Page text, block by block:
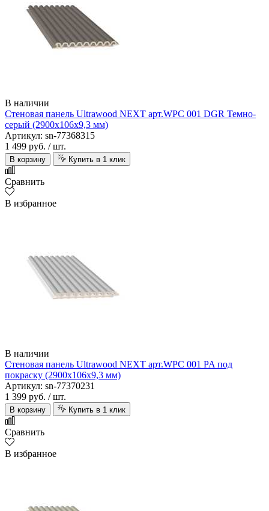
В наличии
Стеновая панель Ultrawood NEXT арт.WPC 001 DGR Темно-
серый (2900х106х9,3 мм)
Артикул: sn-77368315
1 499 руб. / шт.
В корзину Купить в 1 клик
Сравнить
В избранное
В наличии
Стеновая панель Ultrawood NEXT арт.WPC 001 PA под
покраску (2900х106х9,3 мм)
Артикул: sn-77370231
1 399 руб. / шт.
В корзину Купить в 1 клик
Сравнить
В избранное